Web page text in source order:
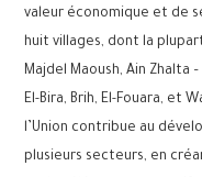
valeur économique et de
huit villages, dont la
Majdel Maoush, Ain Zhalta
El-Bira, Brih, El-Fouara, et
l’Union contribue au
plusieurs secteurs, en